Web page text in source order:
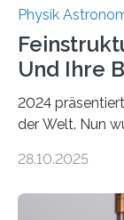
Physik
Und Ihre
2024
der Welt. Nun
fundamentalen
Messungen
28.10.2025